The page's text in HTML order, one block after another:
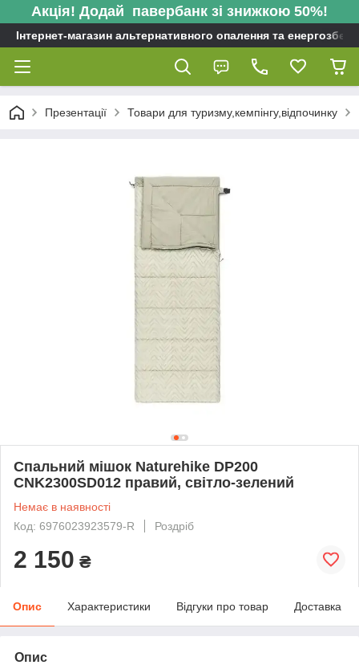
Акція! Додай павербанк зі знижкою 50%!
Інтернет-магазин альтернативного опалення та
Презентації Товари для туризму,кемпінгу,відпочинку
Спальний мішок Naturehike DP200
CNK2300SD012 правий, світло-зелений
Немає в наявності
Код: 6976023923579-R
Роздріб
2 150 ₴
Опис Характеристики Відгуки про товар Доставка
Опис